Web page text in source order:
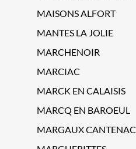
MAISONS ALFORT
MANTES LA JOLIE
MARCHENOIR
MARCIAC
MARCK EN CALAISIS
MARCQ EN BAROEUL
MARGAUX CANTENAC